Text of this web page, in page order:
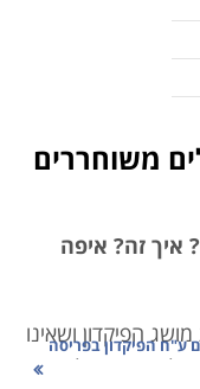
משוחררים
איך זה? איפה
הפיקדון ושאינו
חיילים
ע"ח הפיקדון בפריסה